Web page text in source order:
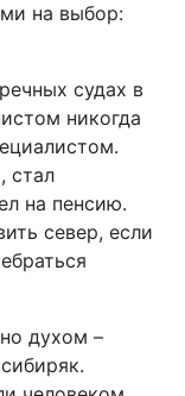
на выбор:
судах в
никогда
стал
на пенсию.
север, если
духом –